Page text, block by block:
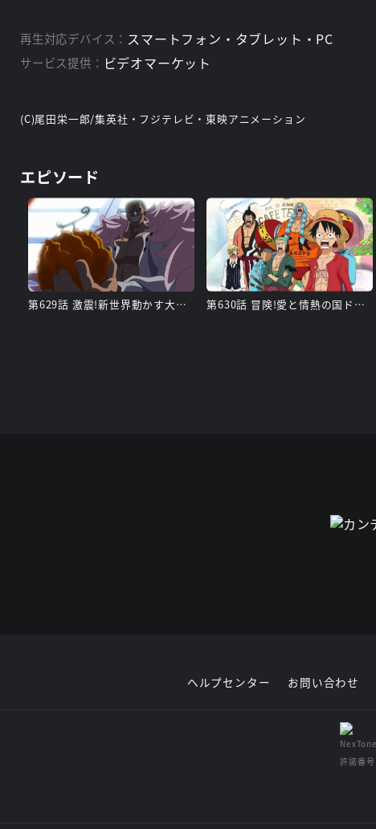
再生対応デバイス： スマートフォン・タブレット・PC
サービス提供： ビデオマーケット
(C)尾田栄一郎/集英社・フジテレビ・東映アニメーション
エピソード
第629話 激震!新世界動かす大ニュース 第630話 冒険!愛と情熱の国ドレスローザ
ヘルプセンター お問い合わせ